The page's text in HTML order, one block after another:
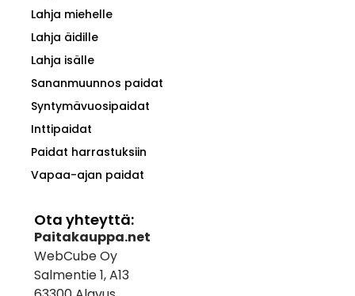
Lahja miehelle
Lahja äidille
Lahja isälle
Sananmuunnos paidat
Syntymävuosipaidat
Inttipaidat
Paidat harrastuksiin
Vapaa-ajan paidat
Ota yhteyttä:
Paitakauppa.net
WebCube Oy
Salmentie 1, A13